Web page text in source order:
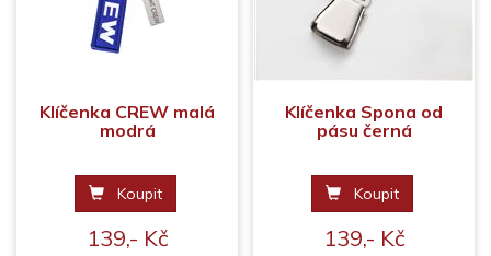
Klíčenka CREW malá
modrá
Koupit
139,- Kč
Klíčenka Spona od
pásu černá
Koupit
139,- Kč